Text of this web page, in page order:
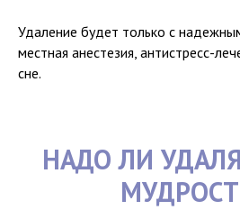
Удаление будет только с
местная анестезия, антистресс-
сне.
НАДО ЛИ